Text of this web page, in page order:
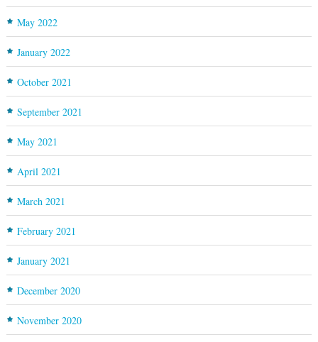
May 2022
January 2022
October 2021
September 2021
May 2021
April 2021
March 2021
February 2021
January 2021
December 2020
November 2020